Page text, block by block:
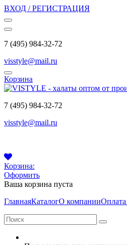
ВХОД / РЕГИСТРАЦИЯ
7 (495) 984-32-72
visstyle@mail.ru
Корзина
7 (495) 984-32-72
visstyle@mail.ru
Корзина:
Оформить
Ваша корзина пуста
ГлавнаяКаталогО компанииОплата